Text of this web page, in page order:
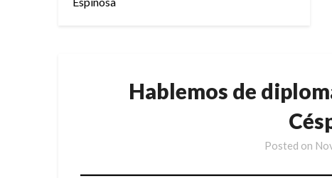
Hablemos de
Posted on